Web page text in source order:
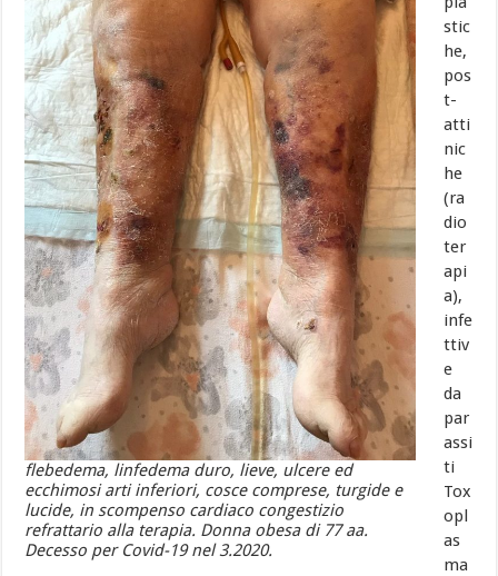
flebedema, linfedema duro, lieve, ulcere ed
ecchimosi arti inferiori, cosce comprese, turgide e
lucide, in scompenso cardiaco congestizio
refrattario alla terapia. Donna obesa di 77 aa.
Decesso per Covid-19 nel 3.2020.
stic
he,
pos
t-
atti
nic
he
(ra
dio
ter
api
a),
infe
ttiv
e
da
par
assi
ti
Tox
opl
as
ma